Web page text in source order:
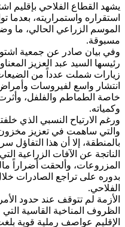
يشهد القطاع الفلاحي بإقليم
استقراره واستمراريته، بعدما
الموسم الزراعي الحالي، ما
مسبوقة.
وفي بيان صادر عن جمعية
رئيسها السيد عبد العزيز
زيارات شملت عدداً من
انتشار واسع لفيروسات
خاصة الطماطم والفلفل،
وكمياته.
ورغم الارتياح النسبي الذي
والتي ساهمت في تعزيز
بالمنطقة، إلا أن هذا التفاؤل
الناتجة عن الآفات الزراعية
المزروعات، وألحقت أضراراً
بدوره على تراجع الصادرات
الفلاحي.
الأزمة لم تتوقف عند حدود
الظروف المناخية القاسية